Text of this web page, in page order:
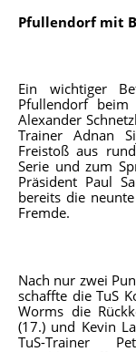
Pfullendorf mit
Ein wichtiger
Pfullendorf
Alexander
Trainer Adnan
Freistoß aus
Serie und zum
Präsident Paul
bereits die
Fremde.
Nach nur zwei
schaffte die TuS
Worms die
(17.) und Kevin
TuS-Trainer